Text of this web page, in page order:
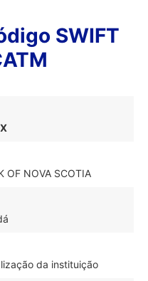
SWIFT
OF NOVA SCOTIA
da instituição